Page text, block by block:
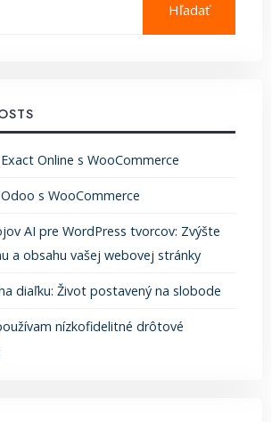
Hľadať
Online s WooCommerce
s WooCommerce
AI pre WordPress tvorcov: Zvýšte
a obsahu vašej webovej stránky
diaľku: Život postavený na slobode
nízkofidelitné drôtové